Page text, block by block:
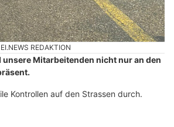
REDAKTION
unsere Mitarbeitenden nicht nur an den
Kontrollen auf den Strassen durch.